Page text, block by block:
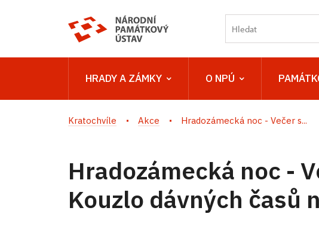
HRADY A ZÁMKY O NPÚ
Kratochvíle Akce Hradozámecká noc - Večer s...
Hradozámecká noc -
Kouzlo dávných časů